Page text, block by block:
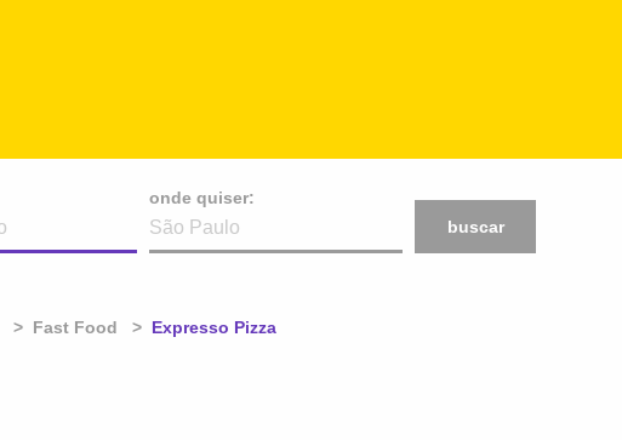
onde quiser:
buscar
Fast Food Atual:
Expresso Pizza